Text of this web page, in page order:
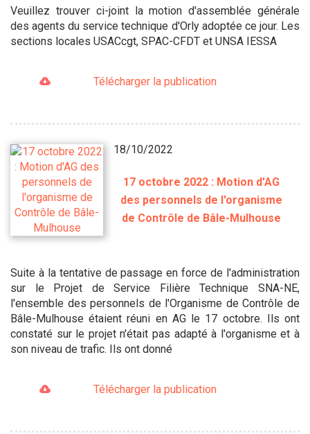
Veuillez trouver ci-joint la motion d'assemblée générale
des agents du service technique d'Orly adoptée ce jour. Les
sections locales USACcgt, SPAC-CFDT et UNSA IESSA
Télécharger la publication
18/10/2022
17 octobre 2022 : Motion d'AG
des personnels de l'organisme
de Contrôle de Bâle-Mulhouse
Suite à la tentative de passage en force de l'administration
sur le Projet de Service Filière Technique SNA-NE,
l'ensemble des personnels de l'Organisme de Contrôle de
Bâle-Mulhouse étaient réuni en AG le 17 octobre. Ils ont
constaté sur le projet n'était pas adapté à l'organisme et à
son niveau de trafic. Ils ont donné
Télécharger la publication